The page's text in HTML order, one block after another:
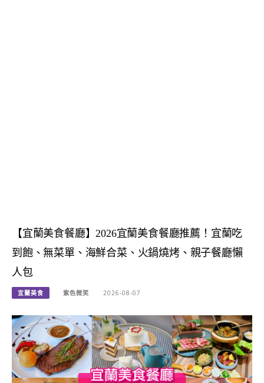
【宜蘭美食餐廳】2026宜蘭美食餐廳推薦！宜蘭吃
到飽、無菜單、海鮮合菜、火鍋燒烤、親子餐廳懶
人包
宜蘭美食 紫色微笑 2026-08-07